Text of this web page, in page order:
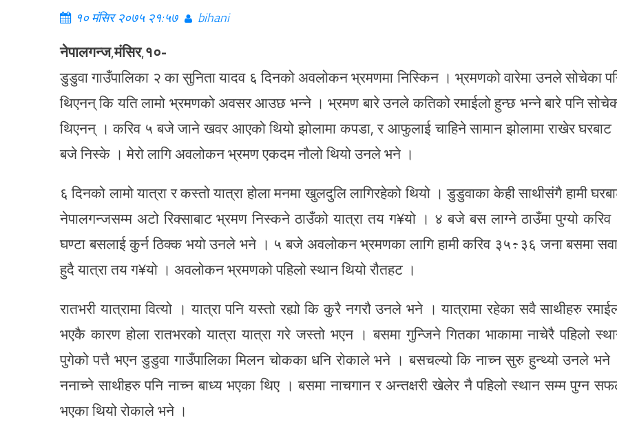
१० मंसिर २०७५ २१:५७ bihani
नेपालगन्ज,मंसिर,१०-
डुडुवा गाउँपालिका २ का सुनिता यादव ६ दिनको अवलोकन भ्रमणमा निस्किन । भ्रमणको वारेमा उनले सोचेका
थिएनन् कि यति लामो भ्रमणको अवसर आउछ भन्ने । भ्रमण बारे उनले कतिको रमाईलो हुन्छ भन्ने बारे पनि
थिएनन् । करिव ५ बजे जाने खवर आएको थियो झोलामा कपडा, र आफुलाई चाहिने सामान झोलामा राखेर घरबाट
बजे निस्के । मेरो लागि अवलोकन भ्रमण एकदम नौलो थियो उनले भने ।
६ दिनको लामो यात्रा र कस्तो यात्रा होला मनमा खुलदुलि लागिरहेको थियो । डुडुवाका केही साथीसंगै हामी
नेपालगन्जसम्म अटो रिक्साबाट भ्रमण निस्कने ठाउँको यात्रा तय ग¥यो । ४ बजे बस लाग्ने ठाउँमा पुग्यो करिव
घण्टा बसलाई कुर्न ठिक्क भयो उनले भने । ५ बजे अवलोकन भ्रमणका लागि हामी करिव ३५÷३६ जना बसमा
हुदै यात्रा तय ग¥यो । अवलोकन भ्रमणको पहिलो स्थान थियो रौतहट ।
रातभरी यात्रामा वित्यो । यात्रा पनि यस्तो रह्यो कि कुरै नगरौ उनले भने । यात्रामा रहेका सवै साथीहरु
भएकै कारण होला रातभरको यात्रा यात्रा गरे जस्तो भएन । बसमा गुन्जिने गितका भाकामा नाचेरै पहिलो
पुगेको पत्तै भएन डुडुवा गाउँपालिका मिलन चोकका धनि रोकाले भने । बसचल्यो कि नाच्न सुरु हुन्थ्यो उनले भने
ननाच्ने साथीहरु पनि नाच्न बाध्य भएका थिए । बसमा नाचगान र अन्तक्षरी खेलेर नै पहिलो स्थान सम्म पुग्न
भएका थियो रोकाले भने ।